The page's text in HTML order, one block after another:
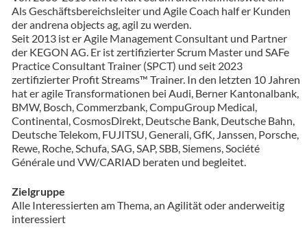
Als Geschäftsbereichsleiter und Agile Coach half er Kunden
der andrena objects ag, agil zu werden.
Seit 2013 ist er Agile Management Consultant und Partner
der KEGON AG. Er ist zertifizierter Scrum Master und SAFe
Practice Consultant Trainer (SPCT) und seit 2023
zertifizierter Profit Streams™ Trainer. In den letzten 10 Jahren
hat er agile Transformationen bei Audi, Berner Kantonalbank,
BMW, Bosch, Commerzbank, CompuGroup Medical,
Continental, CosmosDirekt, Deutsche Bank, Deutsche Bahn,
Deutsche Telekom, FUJITSU, Generali, GfK, Janssen, Porsche,
Rewe, Roche, Schufa, SAG, SAP, SBB, Siemens, Société
Générale und VW/CARIAD beraten und begleitet.
Zielgruppe
Alle Interessierten am Thema, an Agilität oder anderweitig
interessiert